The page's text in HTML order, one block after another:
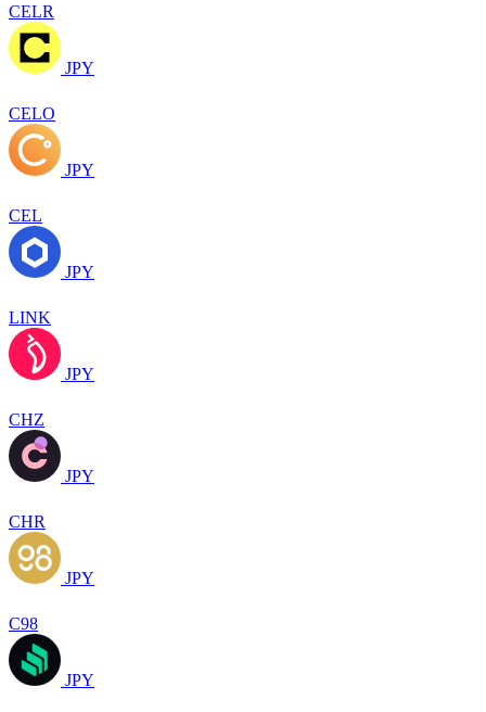
CELR
JPY
CELO
JPY
CEL
JPY
LINK
JPY
CHZ
JPY
CHR
JPY
C98
JPY